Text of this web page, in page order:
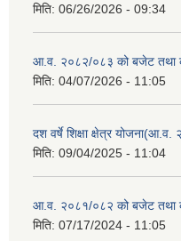
मिति: 06/26/2026 - 09:34
आ.व. २०८२/०८३ को बजेट तथा
मिति: 04/07/2026 - 11:05
दश वर्षे शिक्षा क्षेत्र
मिति: 09/04/2025 - 11:04
आ.व. २०८१/०८२ को बजेट तथा
मिति: 07/17/2024 - 11:05